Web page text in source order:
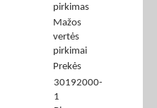
pirkimas
Mažos
vertės
pirkimai
Prekės
30192000-
1